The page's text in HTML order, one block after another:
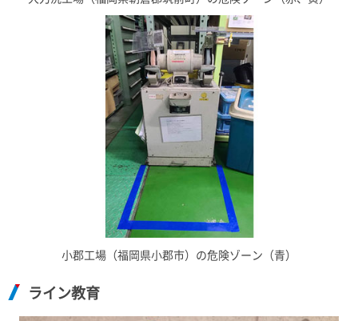
小郡工場（福岡県小郡市）の危険ゾーン（青）
ライン教育